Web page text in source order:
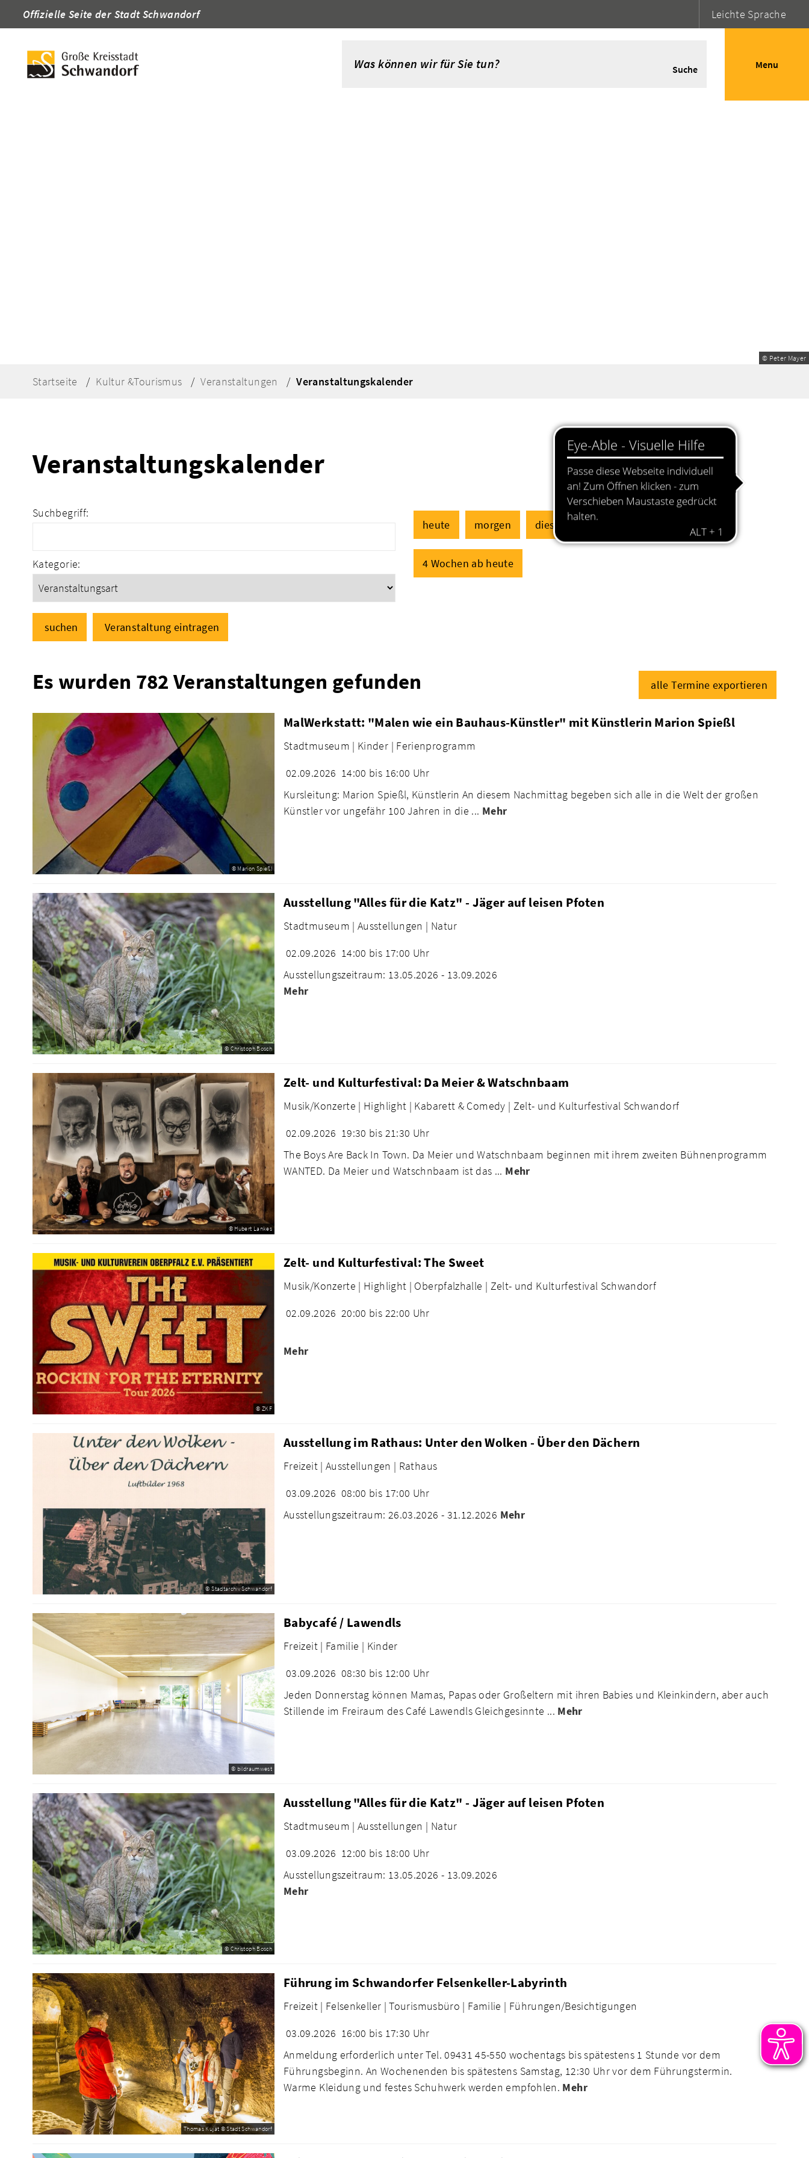
Offizielle Seite der Stadt Schwandorf Leichte Sprache
Suche Menu
© Peter Mayer
Startseite Kultur &Tourismus Veranstaltungen Veranstaltungskalender
Veranstaltungskalender
Suchbegriff:
Kategorie:
suchen Veranstaltung eintragen
heute morgen diese Woche
4 Wochen ab heute
alle Termine exportieren
Es wurden 782 Veranstaltungen gefunden
© Marion Spießl
MalWerkstatt: "Malen wie ein Bauhaus-Künstler" mit Künstlerin Marion Spießl
Stadtmuseum | Kinder | Ferienprogramm
02.09.2026 14:00 bis 16:00 Uhr
Kursleitung: Marion Spießl, Künstlerin An diesem Nachmittag begeben sich alle in die Welt der großen
Künstler vor ungefähr 100 Jahren in die ... Mehr
© Christoph Bosch
Ausstellung "Alles für die Katz" - Jäger auf leisen Pfoten
Stadtmuseum | Ausstellungen | Natur
02.09.2026 14:00 bis 17:00 Uhr
Ausstellungszeitraum: 13.05.2026 - 13.09.2026
Mehr
© Hubert Lankes
Zelt- und Kulturfestival: Da Meier & Watschnbaam
Musik/Konzerte | Highlight | Kabarett & Comedy | Zelt- und Kulturfestival Schwandorf
02.09.2026 19:30 bis 21:30 Uhr
The Boys Are Back In Town. Da Meier und Watschnbaam beginnen mit ihrem zweiten Bühnenprogramm
WANTED. Da Meier und Watschnbaam ist das ... Mehr
© ZKF
Zelt- und Kulturfestival: The Sweet
Musik/Konzerte | Highlight | Oberpfalzhalle | Zelt- und Kulturfestival Schwandorf
02.09.2026 20:00 bis 22:00 Uhr
Mehr
© Stadtarchiv Schwandorf
Ausstellung im Rathaus: Unter den Wolken - Über den Dächern
Freizeit | Ausstellungen | Rathaus
03.09.2026 08:00 bis 17:00 Uhr
Ausstellungszeitraum: 26.03.2026 - 31.12.2026 Mehr
© bildraumwest
Babycafé / Lawendls
Freizeit | Familie | Kinder
03.09.2026 08:30 bis 12:00 Uhr
Jeden Donnerstag können Mamas, Papas oder Großeltern mit ihren Babies und Kleinkindern, aber auch
Stillende im Freiraum des Café Lawendls Gleichgesinnte ... Mehr
© Christoph Bosch
Ausstellung "Alles für die Katz" - Jäger auf leisen Pfoten
Stadtmuseum | Ausstellungen | Natur
03.09.2026 12:00 bis 18:00 Uhr
Ausstellungszeitraum: 13.05.2026 - 13.09.2026
Mehr
Thomas Kujat © Stadt Schwandorf
Führung im Schwandorfer Felsenkeller-Labyrinth
Freizeit | Felsenkeller | Tourismusbüro | Familie | Führungen/Besichtigungen
03.09.2026 16:00 bis 17:30 Uhr
Anmeldung erforderlich unter Tel. 09431 45-550 wochentags bis spätestens 1 Stunde vor dem
Führungsbeginn. An Wochenenden bis spätestens Samstag, 12:30 Uhr vor dem Führungstermin.
Warme Kleidung und festes Schuhwerk werden empfohlen. Mehr